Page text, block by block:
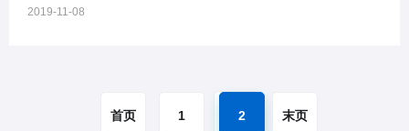
2019-11-08
首页 1 2 末页